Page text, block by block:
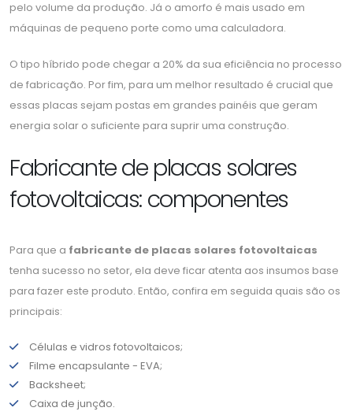
pelo volume da produção. Já o amorfo é mais usado em
máquinas de pequeno porte como uma calculadora.
O tipo híbrido pode chegar a 20% da sua eficiência no processo
de fabricação. Por fim, para um melhor resultado é crucial que
essas placas sejam postas em grandes painéis que geram
energia solar o suficiente para suprir uma construção.
Fabricante de placas solares
fotovoltaicas: componentes
Para que a fabricante de placas solares fotovoltaicas
tenha sucesso no setor, ela deve ficar atenta aos insumos base
para fazer este produto. Então, confira em seguida quais são os
principais:
Células e vidros fotovoltaicos;
Filme encapsulante - EVA;
Backsheet;
Caixa de junção.